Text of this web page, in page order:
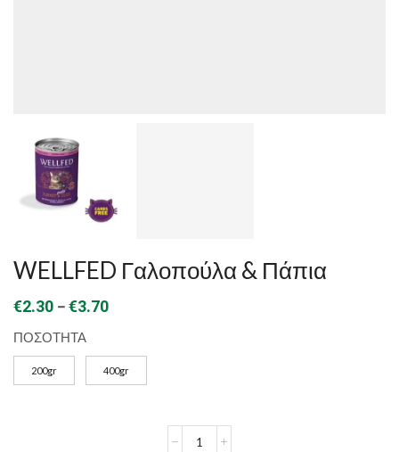
WELLFED Γαλοπούλα & Πάπια
€2.30 –€3.70Price
€2.30
through
ΠΟΣΟΤΗΤΑ
200gr 400gr
Γαλοπούλα